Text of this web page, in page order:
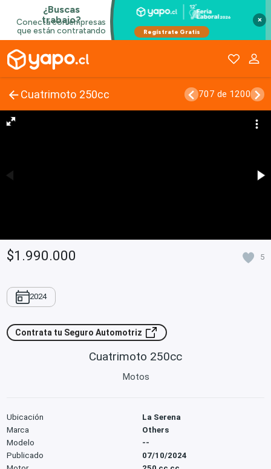
×
Cuatrimoto 250cc 707 de 1200
$1.990.000 5
2024
Contrata tu Seguro Automotriz
Cuatrimoto 250cc
Motos
Ubicación
La Serena
Marca
Others
Modelo
--
Publicado
07/10/2024